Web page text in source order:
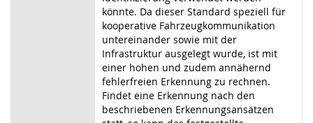
könnte. Da dieser Standard speziell für
kooperative Fahrzeugkommunikation
untereinander sowie mit der
Infrastruktur ausgelegt wurde, ist mit
einer hohen und zudem annähernd
fehlerfreien Erkennung zu rechnen.
Findet eine Erkennung nach den
beschriebenen Erkennungsansätzen